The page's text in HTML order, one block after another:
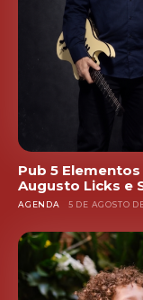
Pub 5
Augusto Licks e
AGENDA 5 DE AGOSTO